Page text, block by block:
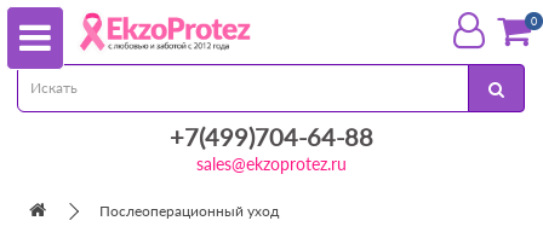
+7(499)704-64-88
sales@ekzoprotez.ru
0
Послеоперационный уход